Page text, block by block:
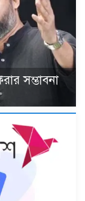
সম্ভাবনা